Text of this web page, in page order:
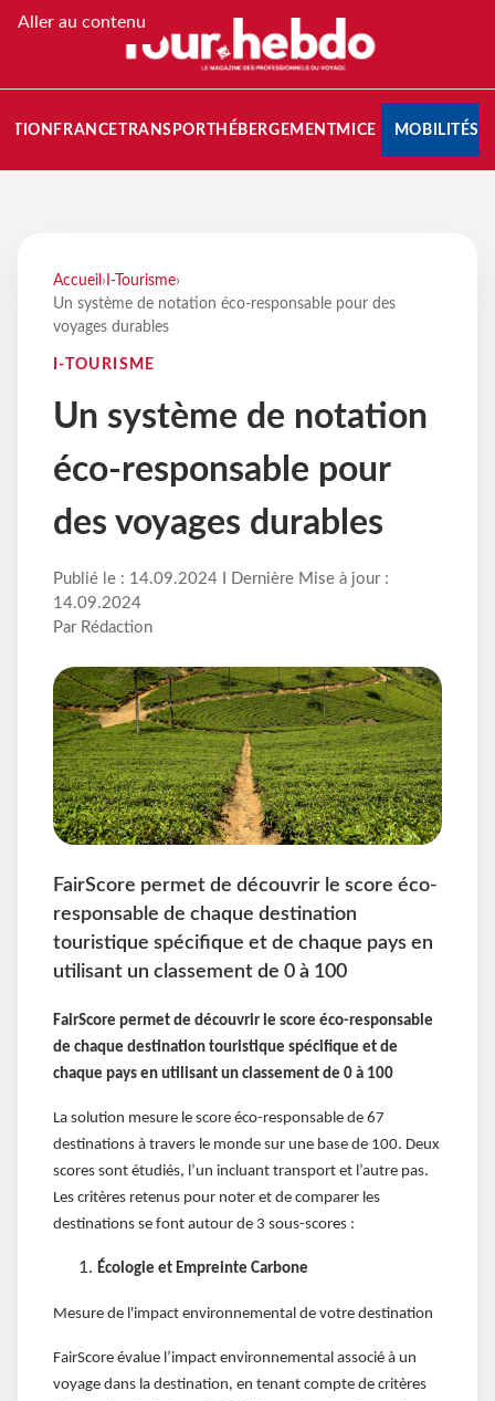
Aller au contenu
FRANCETRANSPORT HÉBERGEMENTMICE MOBILITÉS
Accueil › I-Tourisme›
Un système de notation éco-responsable pour des
voyages durables
I-TOURISME
Un système de notation
éco-responsable pour
des voyages durables
Publié le : 14.09.2024 I Dernière Mise à jour :
14.09.2024
Par Rédaction
FairScore permet de découvrir le score éco-
responsable de chaque destination
touristique spécifique et de chaque pays en
utilisant un classement de 0 à 100
FairScore permet de découvrir le score éco-responsable
de chaque destination touristique spécifique et de
chaque pays en utilisant un classement de 0 à 100
La solution mesure le score éco-responsable de 67
destinations à travers le monde sur une base de 100. Deux
scores sont étudiés, l’un incluant transport et l’autre pas.
Les critères retenus pour noter et de comparer les
destinations se font autour de 3 sous-scores :
Écologie et Empreinte Carbone
Mesure de l'impact environnemental de votre destination
FairScore évalue l’impact environnemental associé à un
voyage dans la destination, en tenant compte de critères